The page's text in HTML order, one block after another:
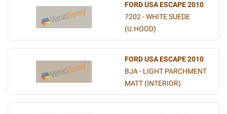
FORD USA ESCAPE 2010
7202 - WHITE SUEDE
(U.HOOD)
FORD USA ESCAPE 2010
BJA - LIGHT PARCHMENT
MATT (INTERIOR)